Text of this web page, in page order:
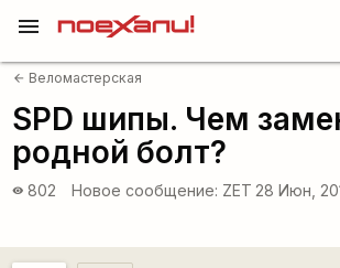
menu
arrow_back Веломастерская
SPD шипы. Чем
родной болт?
visibility 802 Новое сообщение: ZET 28 Июн,